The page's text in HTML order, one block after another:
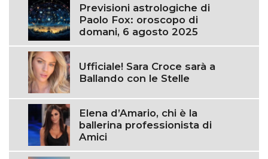
Previsioni astrologiche di
Paolo Fox: oroscopo di
domani, 6 agosto 2025
Ufficiale! Sara Croce sarà a
Ballando con le Stelle
Elena d’Amario, chi è la
ballerina professionista di
Amici